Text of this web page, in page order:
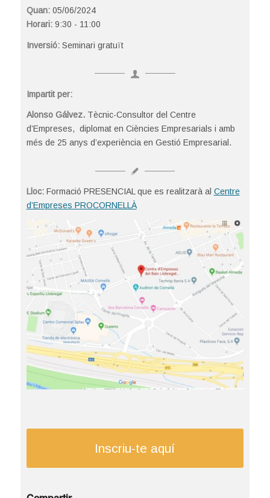
Quan:05/06/2024
Horari:9:30 - 11:00
Inversió: Seminari gratuït
Impartit per:
Alonso Gálvez. Tècnic-Consultor del Centre
d’Empreses, diplomat en Ciències Empresarials i amb
més de 25 anys d’experiència en Gestió Empresarial.
Lloc:Formació PRESENCIAL que es realitzarà al Centre
d’Empreses PROCORNELLÀ
Inscriu-te aquí